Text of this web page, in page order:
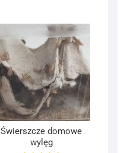
Świerszcze domowe
wylęg